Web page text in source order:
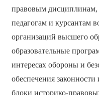
правовым дисциплинам,
педагогам и курсантам
организаций высшего
образовательные
интересах обороны и
обеспечения
блоки историко-